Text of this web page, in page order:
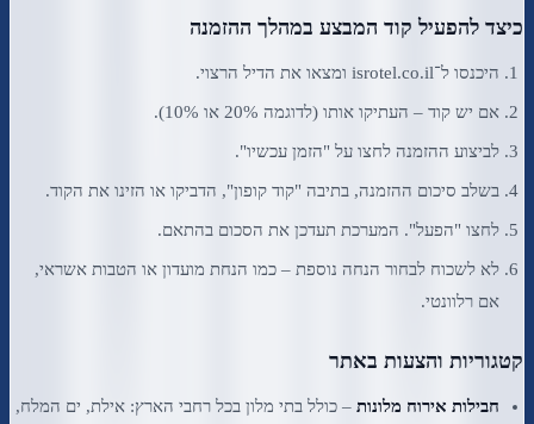
כיצד להפעיל קוד המבצע במהלך ההזמנה
היכנסו ל־isrotel.co.il ומצאו את הדיל הרצוי.
אם יש קוד – העתיקו אותו (לדוגמה 20% או 10%).
לביצוע ההזמנה לחצו על "הזמן עכשיו".
בשלב סיכום ההזמנה, בתיבה "קוד קופון", הדביקו או הזינו את הקוד.
לחצו "הפעל". המערכת תעדכן את הסכום בהתאם.
לא לשכוח לבחור הנחה נוספת – כמו הנחת מועדון או הטבות אשראי,
אם רלוונטי.
קטגוריות והצעות באתר
חבילות אירוח מלונות – כולל בתי מלון בכל רחבי הארץ: אילת, ים המלח,